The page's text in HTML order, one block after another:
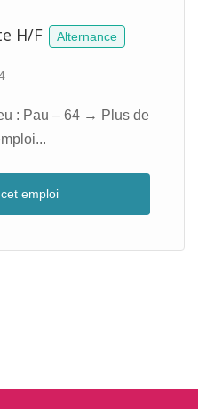
H/F Alternance
: Pau – 64 → Plus de
emploi